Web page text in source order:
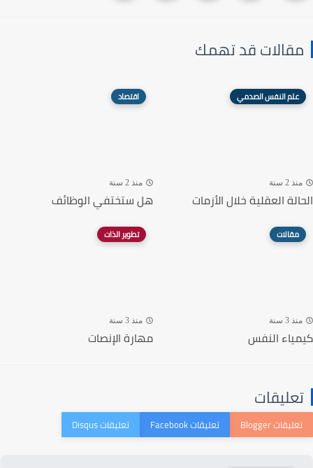
مقالات قد تهمك
علم النفس الصدمي
منذ 2 سنة
الحالة العقلية خلال الأزمات
اقتصاد
منذ 2 سنة
هل ستختفي الوظائف
مقالات
منذ 3 سنة
كيمياء النفس
تطوير الذات
منذ 3 سنة
مهارة الإنصات
تعليقات